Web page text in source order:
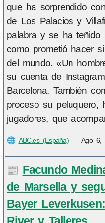
que ha sorprendido
de Los Palacios y
palabra y se ha
como prometió hacer
del mundo. «Un
su cuenta de
Barcelona. También
proceso su peluquero,
jugadores, que
🌐 ABC.es (España)—Ago 6,
📰 Facundo
de Marsella y
Bayer